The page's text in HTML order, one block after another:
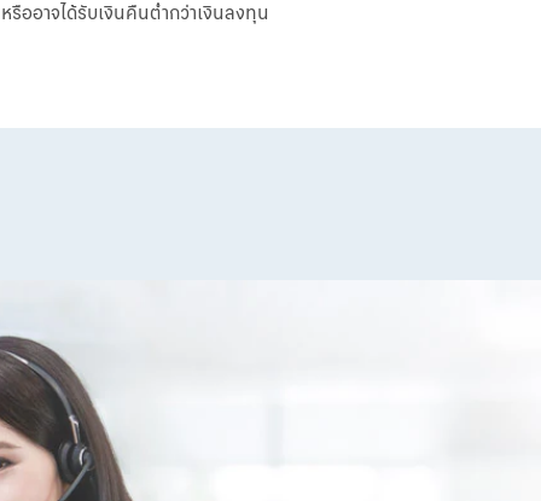
ออาจได้รับเงินคืนต่ำกว่าเงินลงทุน